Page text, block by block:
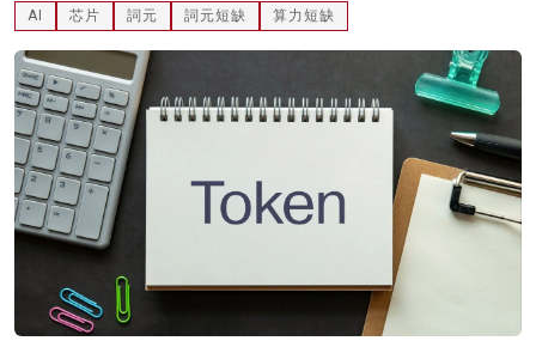
關於我們
AI 芯片 詞元 詞元短缺 算力短缺